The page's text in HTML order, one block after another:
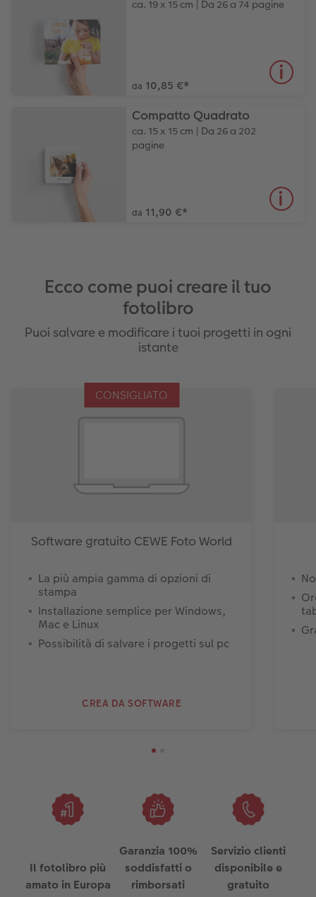
ca. 19 x 15 cm | Da 26 a 74 pagine
da 10,85 €*
Compatto Quadrato
ca. 15 x 15 cm | Da 26 a 202
pagine
da 11,90 €*
Ecco come puoi creare il tuo
fotolibro
Puoi salvare e modificare i tuoi progetti in ogni
istante
CONSIGLIATO
Software gratuito CEWE Foto World
La più ampia gamma di opzioni di
stampa
Installazione semplice per Windows,
Mac e Linux
Possibilità di salvare i progetti sul pc
CREA DA SOFTWARE
Il fotolibro più
amato in Europa
Garanzia 100%
soddisfatti o
rimborsati
Servizio clienti
disponibile e
gratuito